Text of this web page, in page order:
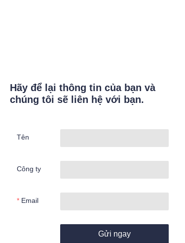
Hãy để lại thông tin của bạn và
chúng tôi sẽ liên hệ với bạn.
Tên
Công ty
Email
Gửi ngay